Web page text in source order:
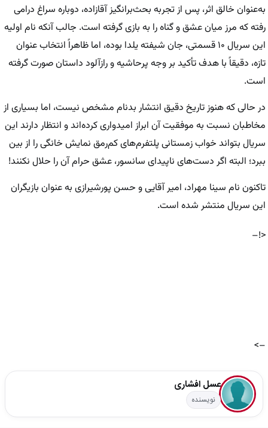
به‌عنوان خالق اثر، پس از تجربه بحث‌برانگیزآقازاده، دوباره سراغ درامی
رفته که مرز میان عشق و گناه را به بازی گرفته است. جالب آنکه نام اولیه
این سریال ۱۰ قسمتی،
جان شیفته یلدا بوده، اما ظاهراً انتخاب عنوان
تازه، دقیقاً با هدف تأکید بر وجه پرحاشیه و رازآلود داستان صورت گرفته
است.
در حالی که هنوز تاریخ دقیق انتشار بدنام مشخص نیست، اما بسیاری از
مخاطبان نسبت به موفقیت آن ابراز امیدواری کرده‌اند و انتظار دارند این
سریال بتواند خواب زمستانی پلتفرم‌های کم‌رمق نمایش خانگی را از بین
ببرد؛ البته اگر دست‌های ناپیدای سانسور، عشق حرام آن را حلال نکنند!
تاکنون نام سینا مهراد، امیر آقایی و حسن پورشیرازی به عنوان بازیگران
این سریال منتشر شده است.
<!–
–>
عسل افشاری
نویسنده